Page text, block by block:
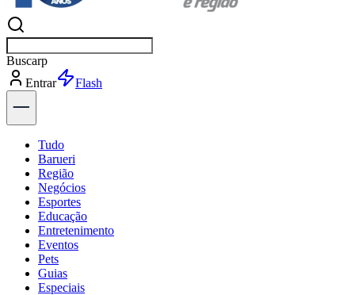
Buscarnotí
Entrar
Explorar
Tudo
Barueri
Região
Negócios
Esportes
Educação
Entretenimento
Eventos
Pets
Guias
Especiais